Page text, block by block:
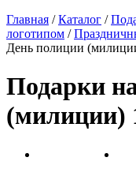
Главная /Каталог /
логотипом /
День полиции
Подарки
(милиции)